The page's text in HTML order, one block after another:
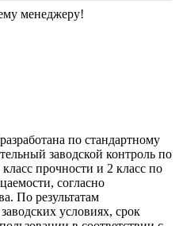
менеджеру!
по стандартному
заводской контроль по
прочности и 2 класс по
согласно
По результатам
условиях, срок